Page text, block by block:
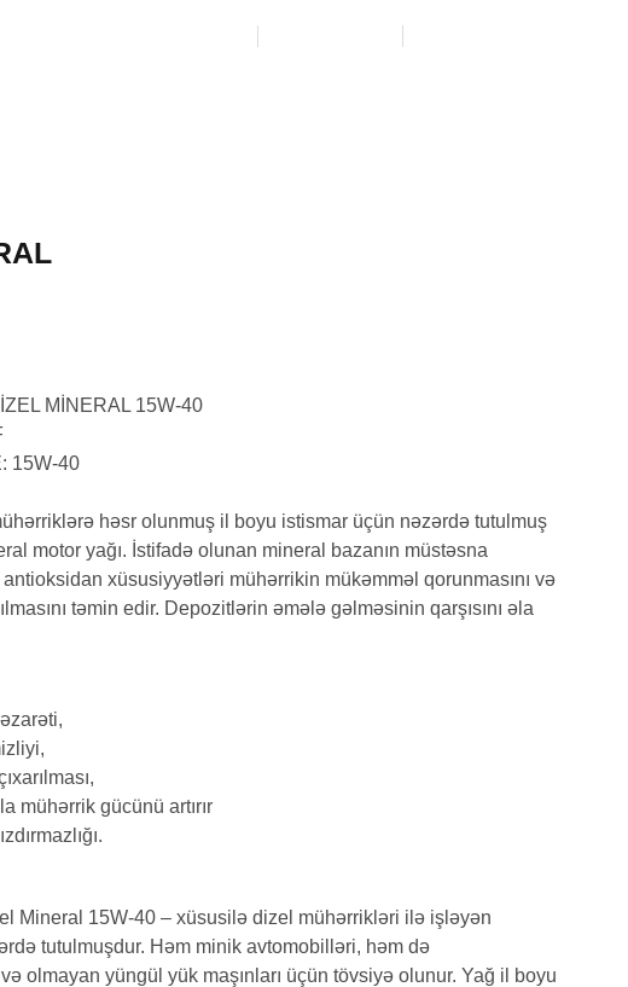
MİNERAL 15W-40
15W-40
həsr olunmuş il boyu istismar üçün nəzərdə tutulmuş
motor yağı. İstifadə olunan mineral bazanın müstəsna
xüsusiyyətləri mühərrikin mükəmməl qorunmasını və
təmin edir. Depozitlərin əmələ gəlməsinin qarşısını əla
mühərrik gücünü artırır
Mineral 15W-40 – xüsusilə dizel mühərrikləri ilə işləyən
tutulmuşdur. Həm minik avtomobilləri, həm də
olmayan yüngül yük maşınları üçün tövsiyə olunur. Yağ il boyu